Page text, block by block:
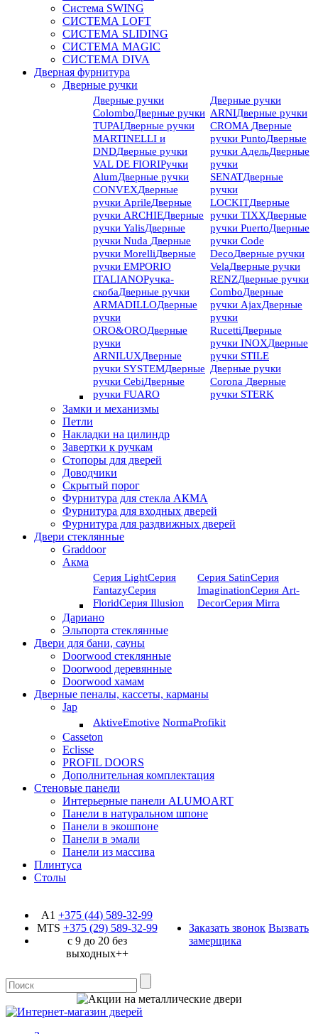
Система SWING
СИСТЕМА LOFT
СИСТЕМА SLIDING
СИСТЕМА MAGIC
СИСТЕМА DIVA
Дверная фурнитура
Дверные ручки
Дверные ручки
ColomboДверные ручки
TUPAIДверные ручки
MARTINELLI и
DNDДверные ручки
VAL DE FIORIРучки
AlumДверные ручки
CONVEXДверные
ручки AprileДверные
ручки ARCHIEДверные
ручки YalisДверные
ручки Nuda Дверные
ручки MorelliДверные
ручки EMPORIO
ITALIANOРучка-
скобаДверные ручки
ARMADILLOДверные
ручки
ORO&OROДверные
ручки
ARNILUXДверные
ручки SYSTEMДверные
ручки CebiДверные
ручки FUARO
Дверные ручки
ARNIДверные ручки
CROMA Дверные
ручки PuntoДверные
ручки АдельДверные
ручки
SENATДверные
ручки
LOCKITДверные
ручки TIXXДверные
ручки PuertoДверные
ручки Code
DecoДверные ручки
VelaДверные ручки
RENZДверные ручки
ComboДверные
ручки AjaxДверные
ручки
RucettiДверные
ручки INOXДверные
ручки STILE
Дверные ручки
Corona Дверные
ручки STERK
Замки и механизмы
Петли
Накладки на цилиндр
Завертки к ручкам
Стопоры для дверей
Доводчики
Скрытый порог
Фурнитура для стекла АКМА
Фурнитура для входных дверей
Фурнитура для раздвижных дверей
Двери стеклянные
Graddoor
Акма
Серия LightСерия
FantazyСерия
FloridСерия Illusion
Серия SatinСерия
ImaginationСерия Art-
DeсorСерия Mirra
Дариано
Эльпорта стеклянные
Двери для бани, сауны
Doorwood стеклянные
Doorwood деревянные
Doorwood хамам
Дверные пеналы, кассеты, карманы
Jap
AktiveEmotive NormaProfikit
Casseton
Eclisse
PROFIL DOORS
Дополнительная комплектация
Стеновые панели
Интерьерные панели ALUMOART
Панели в натуральном шпоне
Панели в экошпоне
Панели в эмали
Панели из массива
Плинтуса
Столы
A1 +375 (44) 589-32-99
MTS +375 (29)589-32-99
с 9 до 20 без
выходных++
Заказать звонок Вызвать
замерщика